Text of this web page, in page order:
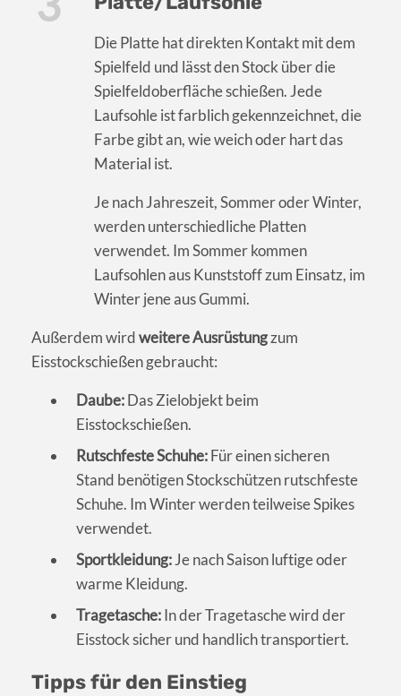
Die Platte hat direkten Kontakt mit dem
Spielfeld und lässt den Stock über die
Spielfeldoberfläche schießen. Jede
Laufsohle ist farblich gekennzeichnet, die
Farbe gibt an, wie weich oder hart das
Material ist.
Je nach Jahreszeit, Sommer oder Winter,
werden unterschiedliche Platten
verwendet. Im Sommer kommen
Laufsohlen aus Kunststoff zum Einsatz, im
Winter jene aus Gummi.
Außerdem wirdweitere Ausrüstungzum
Eisstockschießen gebraucht:
Daube:Das Zielobjekt beim
Eisstockschießen.
Rutschfeste Schuhe:Für einen sicheren
Stand benötigen Stockschützen rutschfeste
Schuhe. Im Winter werden teilweise Spikes
verwendet.
Sportkleidung:Je nach Saison luftige oder
warme Kleidung.
Tragetasche:In der Tragetasche wird der
Eisstock sicher und handlich transportiert.
Tipps für den Einstieg